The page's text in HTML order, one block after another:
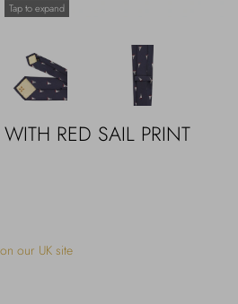
Tap to expand
RED SAIL PRINT
our UK site